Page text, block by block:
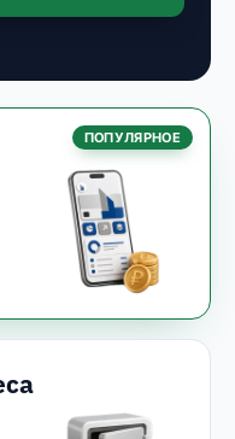
ПОПУЛЯРНОЕ